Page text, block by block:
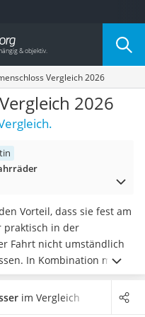
Vergleich 2026
2026
Vorteil, dass sie fest am
praktisch in der
Fahrt nicht umständlich
In Kombination mit
für mehr Sicherheit an
Tests im
im Vergleich